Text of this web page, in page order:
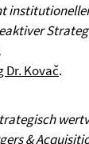
Dr. Kovač.
&